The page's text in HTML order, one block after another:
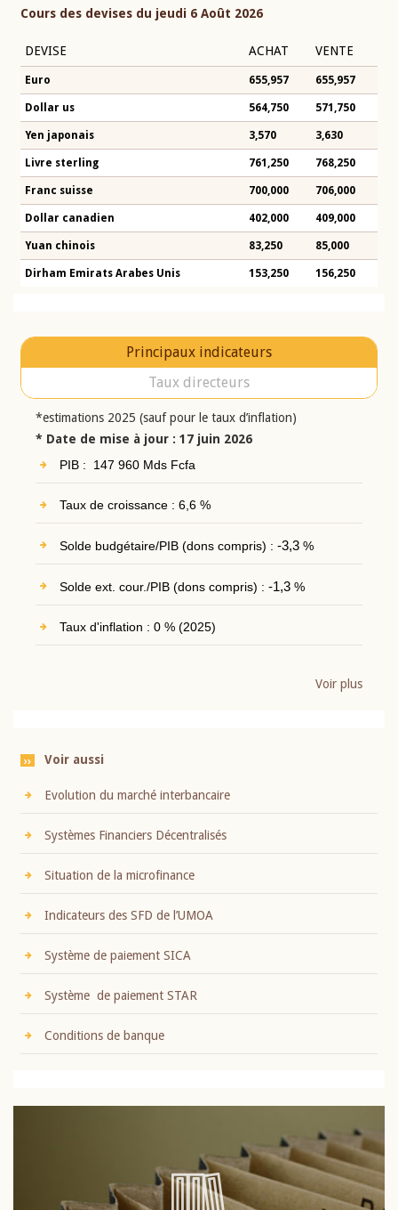
Cours des devises du jeudi 6 Août 2026
DEVISE ACHAT VENTE
Euro 655,957 655,957
Dollar us 564,750 571,750
Yen japonais 3,570 3,630
Livre sterling 761,250 768,250
Franc suisse 700,000 706,000
Dollar canadien 402,000 409,000
Yuan chinois 83,250 85,000
Dirham Emirats Arabes Unis 153,250 156,250
Principaux indicateurs
Taux directeurs
*estimations 2025 (sauf pour le taux d’inflation)
* Date de mise à jour : 17 juin 2026
PIB : 147 960 Mds Fcfa
Taux de croissance : 6,6 %
Solde budgétaire/PIB (dons compris) : -3,3%
Solde ext. cour./PIB (dons compris) : -1,3%
Taux d'inflation : 0 % (2025)
Voir plus
Voir aussi
Evolution du marché interbancaire
Systèmes Financiers Décentralisés
Situation de la microfinance
Indicateurs des SFD de l’UMOA
Système de paiement SICA
Système de paiement STAR
Conditions de banque